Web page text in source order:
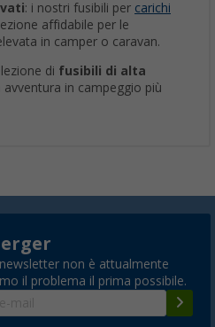
: i nostri fusibili per carichi
affidabile per le
in camper o caravan.
di fusibili di alta
in campeggio più
non è attualmente
il problema il prima possibile.